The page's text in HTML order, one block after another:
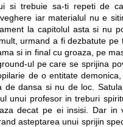
si trebuie sa-ti repeti de
iar materialul nu e
la capitolul asta si nu
urmand a fi dezbatute
si in final cu groaza, pe
ul pe care se sprijina
de o entitate
de dansa si nu de loc.
unui profesor in treburi
decat pe ei insisi. Dar in
asteptarea unui sprijin